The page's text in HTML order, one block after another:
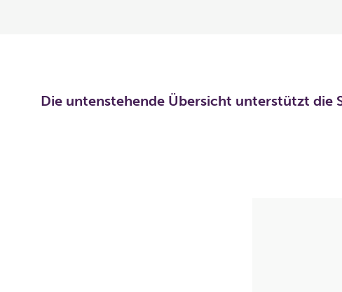
Die untenstehende Übersicht unterstützt